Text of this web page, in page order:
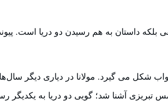
داستان به هم رسیدن دو دریا است.
شکل می گیرد. مولانا در دیاری دیگر
تبریزی آشنا شد؛ گویی دو دریا به یکدیگر